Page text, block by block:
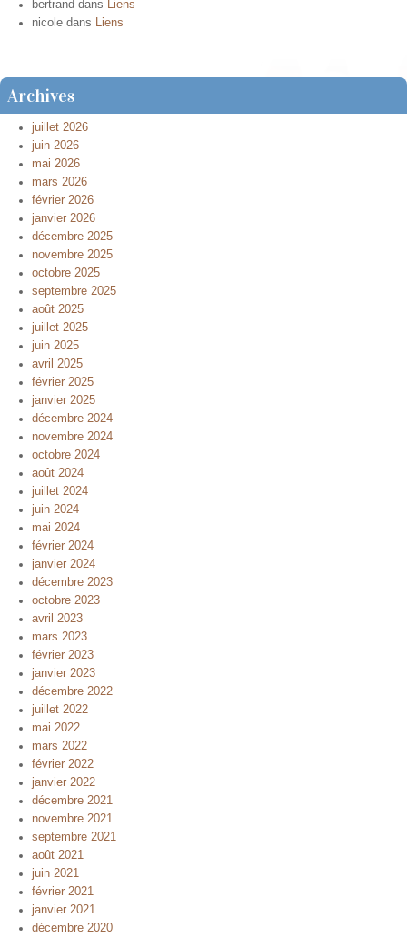
bertrand dans
Liens
nicole dans Liens
Archives
juillet 2026
juin 2026
mai 2026
mars 2026
février 2026
janvier 2026
décembre 2025
novembre 2025
octobre 2025
septembre 2025
août 2025
juillet 2025
juin 2025
avril 2025
février 2025
janvier 2025
décembre 2024
novembre 2024
octobre 2024
août 2024
juillet 2024
juin 2024
mai 2024
février 2024
janvier 2024
décembre 2023
octobre 2023
avril 2023
mars 2023
février 2023
janvier 2023
décembre 2022
juillet 2022
mai 2022
mars 2022
février 2022
janvier 2022
décembre 2021
novembre 2021
septembre 2021
août 2021
juin 2021
février 2021
janvier 2021
décembre 2020